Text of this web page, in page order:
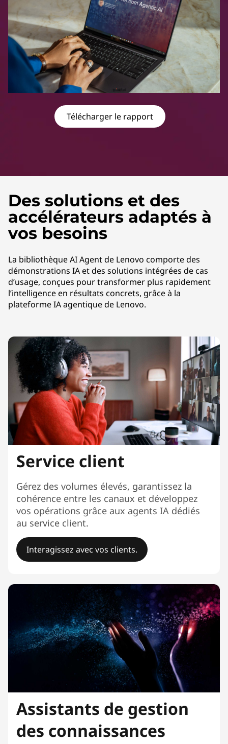
Télécharger le rapport
Des solutions et des
accélérateurs adaptés à
vos besoins
La bibliothèque AI Agent de Lenovo comporte des
démonstrations IA et des solutions intégrées de cas
d’usage, conçues pour transformer plus rapidement
l’intelligence en résultats concrets, grâce à la
plateforme IA agentique de Lenovo.
Service client
Gérez des volumes élevés, garantissez la
cohérence entre les canaux et développez
vos opérations grâce aux agents IA dédiés
au service client.
Interagissez avec vos clients.
Assistants de gestion
des connaissances